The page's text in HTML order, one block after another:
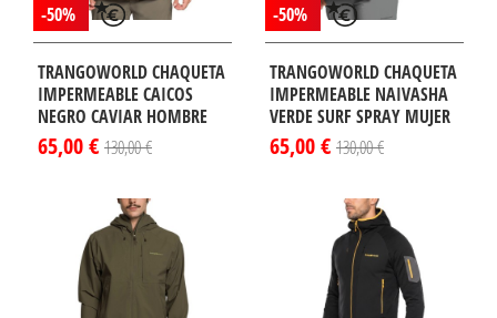
-50%
TRANGOWORLD CHAQUETA
IMPERMEABLE CAICOS
NEGRO CAVIAR HOMBRE
65,00 € 130,00 €
-50%
TRANGOWORLD CHAQUETA
IMPERMEABLE NAIVASHA
VERDE SURF SPRAY MUJER
65,00 € 130,00 €